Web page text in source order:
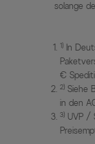
solange
1) In
€
2) Siehe
in den
3) UVP /